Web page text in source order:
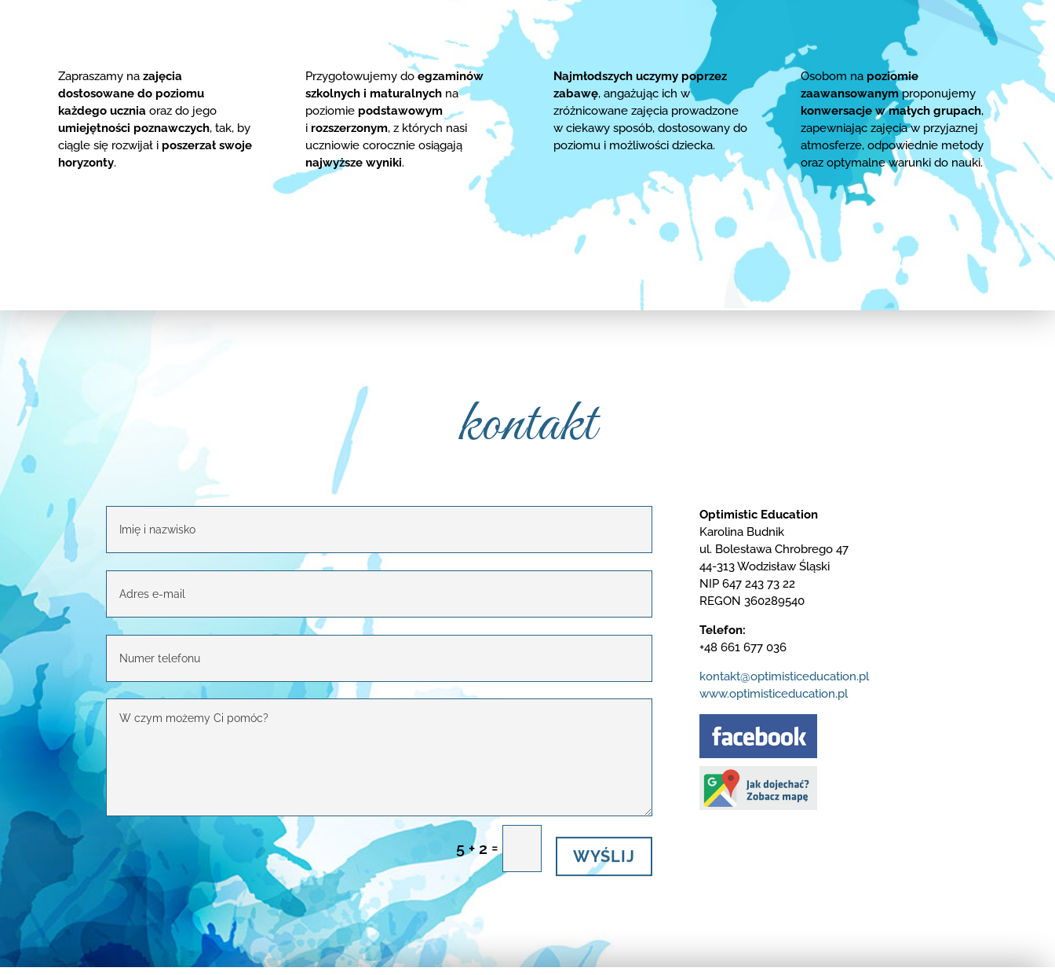
Zapraszamy nazajęcia
dostosowane do poziomu
każdego ucznia oraz do jego
umiejętności poznawczych, tak, by
ciągle się rozwijał i poszerzał swoje
horyzonty.
Przygotowujemy doegzaminów
szkolnych i maturalnych na
poziomie podstawowym
i rozszerzonym, z których nasi
uczniowie corocznie osiągają
najwyższe wyniki.
Najmłodszych uczymy poprzez
zabawę, angażując ich w
zróżnicowane zajęcia prowadzone
w ciekawy sposób, dostosowany do
poziomu i możliwości dziecka.
Osobom na poziomie
zaawansowanymproponujemy
konwersacje w małych grupach,
zapewniając zajęcia w przyjaznej
atmosferze, odpowiednie metody
oraz optymalne warunki do nauki.
kontakt
5 + 2 = WYŚLIJ
Optimistic Education
Karolina Budnik
ul. Bolesława Chrobrego 47
44-313 Wodzisław Śląski
NIP 647 243 73 22
REGON 360289540
Telefon:
+48 661 677 036
kontakt@optimisticeducation.pl
www.optimisticeducation.pl